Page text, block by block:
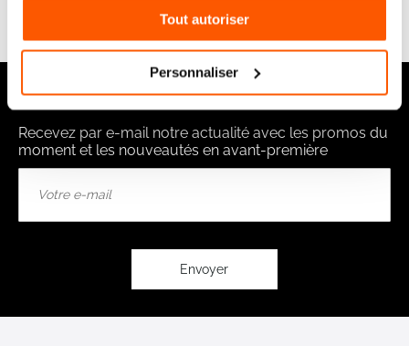
Tout autoriser
Personnaliser
Notre newsletter
Recevez par e-mail notre actualité avec les promos du
moment et les nouveautés en avant-première
Envoyer